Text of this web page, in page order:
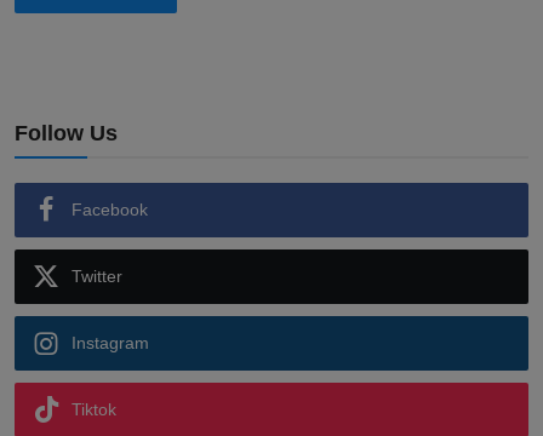
Follow Us
Facebook
Twitter
Instagram
Tiktok